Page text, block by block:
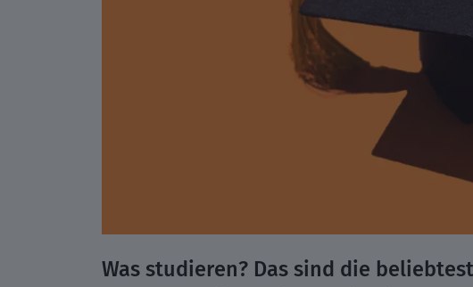
Was studieren? Das sind die